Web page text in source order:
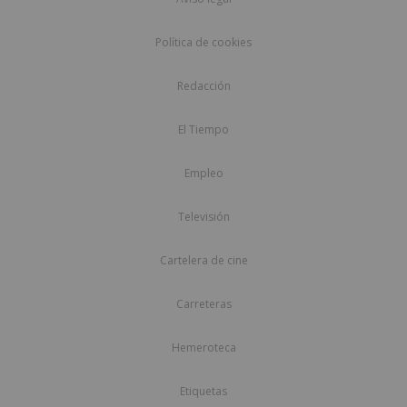
Política de cookies
Redacción
El Tiempo
Empleo
Televisión
Cartelera de cine
Carreteras
Hemeroteca
Etiquetas